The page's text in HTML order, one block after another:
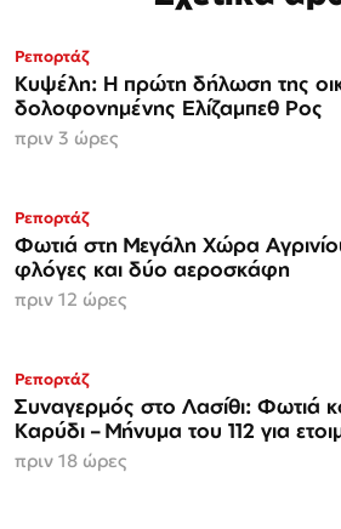
Ρεπορτάζ
Κυψέλη: Η πρώτη δήλωση της
δολοφονημένης Ελίζαμπεθ Ρος
πριν 3 ώρες
Ρεπορτάζ
Φωτιά στη Μεγάλη Χώρα
φλόγες και δύο αεροσκάφη
πριν 12 ώρες
Ρεπορτάζ
Συναγερμός στο Λασίθι: Φωτιά
Καρύδι – Μήνυμα του 112 για
πριν 18 ώρες